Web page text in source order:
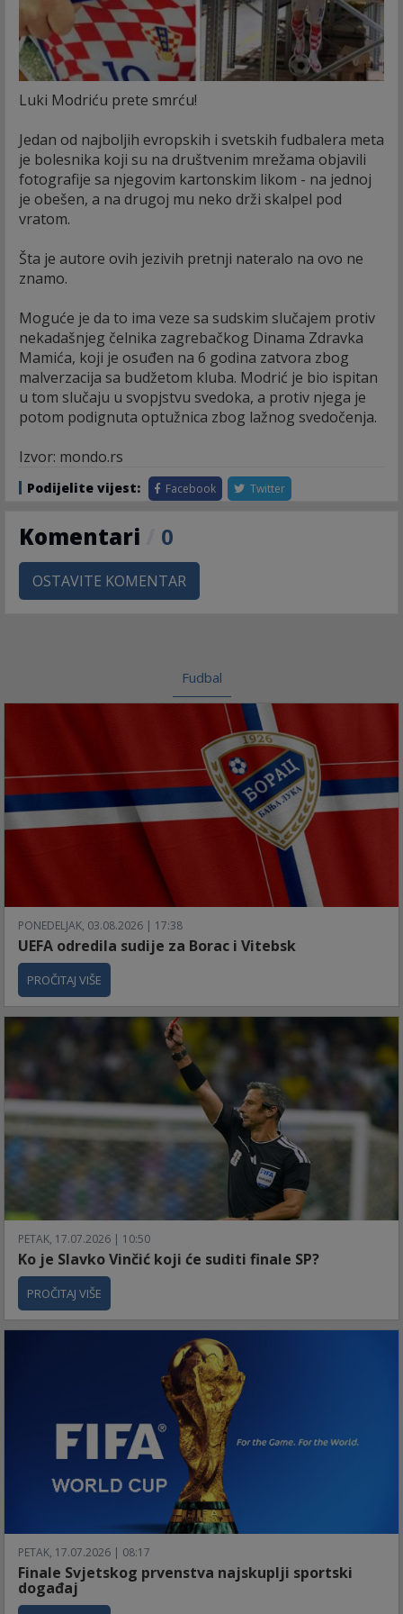
Luki Modriću prete smrću!
Jedan od najboljih evropskih i svetskih fudbalera meta
je bolesnika koji su na društvenim mrežama objavili
fotografije sa njegovim kartonskim likom - na jednoj
je obešen, a na drugoj mu neko drži skalpel pod
vratom.
Šta je autore ovih jezivih pretnji nateralo na ovo ne
znamo.
Moguće je da to ima veze sa sudskim slučajem protiv
nekadašnjeg čelnika zagrebačkog Dinama Zdravka
Mamića, koji je osuđen na 6 godina zatvora zbog
malverzacija sa budžetom kluba. Modrić je bio ispitan
u tom slučaju u svopjstvu svedoka, a protiv njega je
potom podignuta optužnica zbog lažnog svedočenja.
Izvor: mondo.rs
Podijelite vijest: Facebook Twitter
Komentari 0
OSTAVITE KOMENTAR
Fudbal
PONEDELJAK, 03.08.2026 | 17:38
UEFA odredila sudije za Borac i Vitebsk
PROČITAJ VIŠE
PETAK, 17.07.2026 | 10:50
Ko je Slavko Vinčić koji će suditi finale SP?
PROČITAJ VIŠE
PETAK, 17.07.2026 | 08:17
Finale Svjetskog prvenstva najskuplji sportski
događaj